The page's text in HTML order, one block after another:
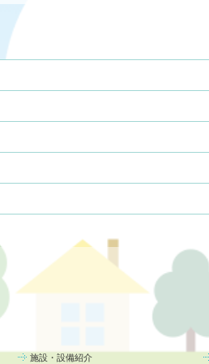
施設・設備紹介